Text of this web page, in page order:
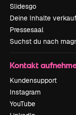
Slidesgo
Deine Inhalte
Pressesaal
Suchst du nach
Kontakt
Kundensupport
Instagram
YouTube